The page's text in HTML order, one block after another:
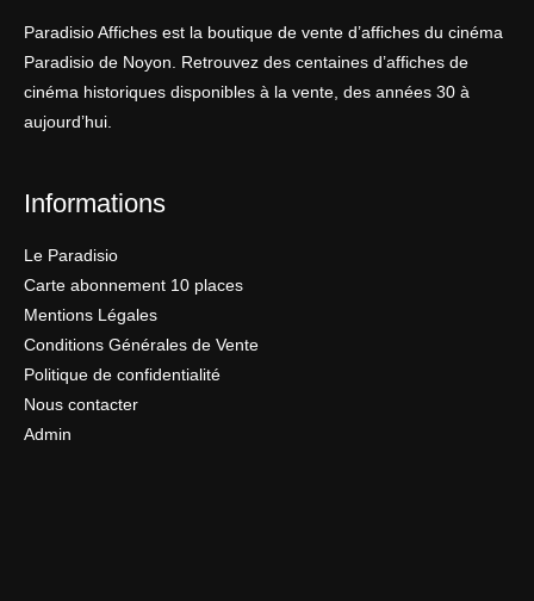
Paradisio Affiches est la boutique de vente d’affiches du cinéma
Paradisio de Noyon. Retrouvez des centaines d’affiches de
cinéma historiques disponibles à la vente, des années 30 à
aujourd’hui.
Informations
Le Paradisio
Carte abonnement 10 places
Mentions Légales
Conditions Générales de Vente
Politique de confidentialité
Nous contacter
Admin